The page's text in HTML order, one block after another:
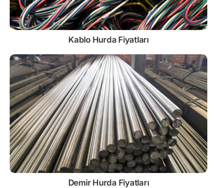
Kablo Hurda Fiyatları
Demir Hurda Fiyatları